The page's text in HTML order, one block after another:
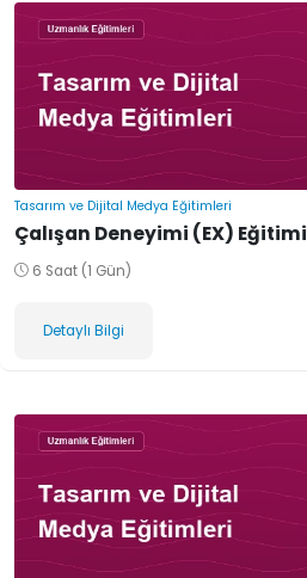
Tasarım ve Dijital Medya Eğitimleri
Çalışan Deneyimi (EX) Eğitimi
6 Saat (1 Gün)
Detaylı Bilgi